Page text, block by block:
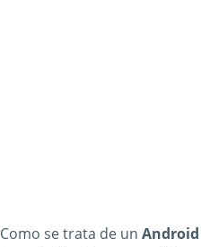
Como se trata de un Android